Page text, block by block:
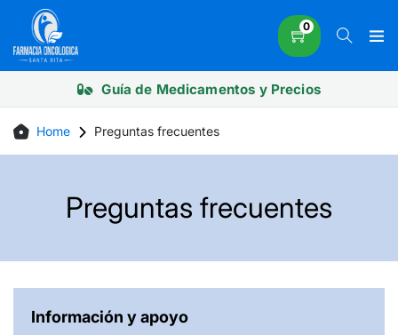
content
0
Guía de Medicamentos y Precios
Home Preguntas frecuentes
Preguntas frecuentes
Información y apoyo